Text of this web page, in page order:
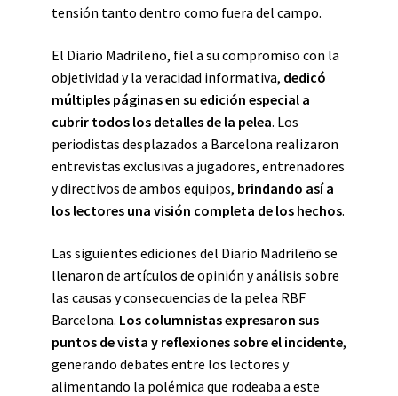
tensión tanto dentro como fuera del campo.
El Diario Madrileño, fiel a su compromiso con la
objetividad y la veracidad informativa, dedicó
múltiples páginas en su edición especial a
cubrir todos los detalles de la pelea. Los
periodistas desplazados a Barcelona realizaron
entrevistas exclusivas a jugadores, entrenadores
y directivos de ambos equipos, brindando así a
los lectores una visión completa de los hechos.
Las siguientes ediciones del Diario Madrileño se
llenaron de artículos de opinión y análisis sobre
las causas y consecuencias de la pelea RBF
Barcelona. Los columnistas expresaron sus
puntos de vista y reflexiones sobre el incidente,
generando debates entre los lectores y
alimentando la polémica que rodeaba a este